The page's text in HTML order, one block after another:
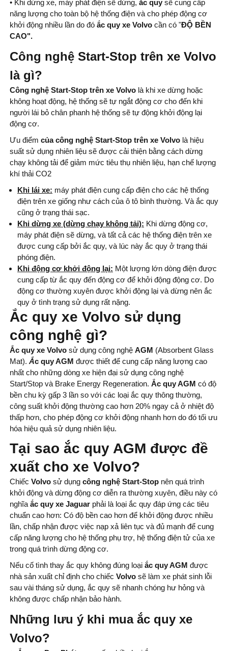
• Khi dừng xe, máy phát điện sẽ dừng, ắc quy sẽ cung cấp
năng lượng cho toàn bộ hệ thống điện và cho phép động cơ
khởi động nhiều lần do đó ắc quy xe Volvo cần có "ĐỘ BỀN
CAO".
Công nghệ Start-Stop trên xe Volvo
là gì?
Công nghệ Start-Stop trên xe Volvo là khi xe dừng hoặc
không hoạt động, hệ thống sẽ tự ngắt động cơ cho đến khi
người lái bỏ chân phanh hệ thống sẽ tự động khởi động lại
động cơ.
Ưu điểm của công nghệ Start-Stop trên xe Volvo là hiệu
suất sử dụng nhiên liệu sẽ được cải thiện bằng cách dừng
chạy không tải để giảm mức tiêu thụ nhiên liệu, hạn chế lượng
khí thải CO2
Khi lái xe: máy phát điện cung cấp điện cho các hệ thống
điện trên xe giống như cách của ô tô bình thường. Và ắc quy
cũng ở trạng thái sạc.
Khi dừng xe (dừng chạy không tải): Khi dừng động cơ,
máy phát điện sẽ dừng, và tất cả các hệ thống điện trên xe
được cung cấp bởi ắc quy, và lúc này ắc quy ở trạng thái
phóng điện.
Khi động cơ khởi động lại: Một lượng lớn dòng điện được
cung cấp từ ắc quy đến động cơ để khởi động động cơ. Do
động cơ thường xuyên được khởi động lại và dừng nên ắc
quy ở tình trạng sử dụng rất nặng.
Ắc quy xe Volvo sử dụng
công nghệ gì?
Ắc quy xe Volvo sử dụng công nghệ AGM (Absorbent Glass
Mat). Ắc quy AGM được thiết để cung cấp năng lượng cao
nhất cho những dòng xe hiện đại sử dụng công nghệ
Start/Stop và Brake Energy Regeneration. Ắc quy AGM có độ
bền chu kỳ gấp 3 lần so với các loại ắc quy thông thường,
công suất khởi động thường cao hơn 20% ngay cả ở nhiệt độ
thấp hơn, cho phép động cơ khởi động nhanh hơn do đó tối ưu
hóa hiệu quả sử dụng nhiên liệu.
Tại sao ắc quy AGM được đề
xuất cho xe Volvo?
Chiếc Volvo sử dụng công nghệ Start-Stop nên quá trình
khởi động và dừng động cơ diễn ra thường xuyên, điều này có
nghĩa ắc quy xe Jaguar phải là loại ắc quy đáp ứng các tiêu
chuẩn cao hơn: Có độ bền cao hơn để khởi động được nhiều
lần, chấp nhận được việc nạp xả liên tục và đủ mạnh để cung
cấp năng lượng cho hệ thống phụ trợ, hệ thống điện tử của xe
trong quá trình dừng động cơ.
Nếu cố tình thay ắc quy không đúng loại ắc quy AGM được
nhà sản xuất chỉ định cho chiếc Volvo sẽ làm xe phát sinh lỗi
sau vài tháng sử dụng, ắc quy sẽ nhanh chóng hư hỏng và
không được chấp nhận bảo hành.
Những lưu ý khi mua ắc quy xe
Volvo?